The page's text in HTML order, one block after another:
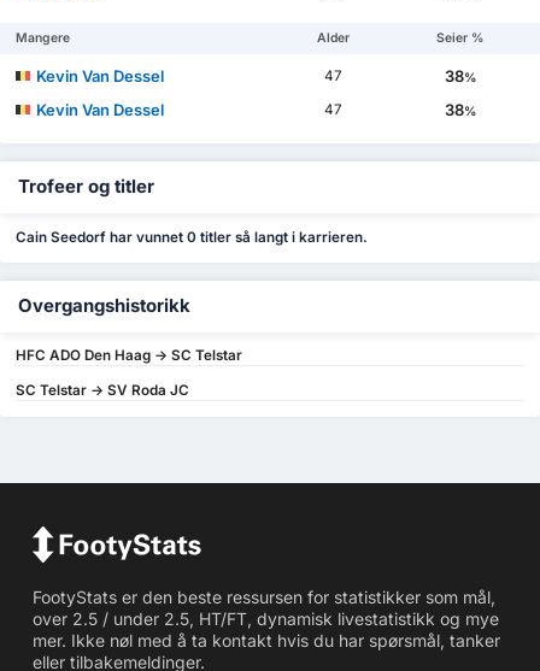
Mangere Alder Seier %
Kevin Van Dessel 47 38%
Kevin Van Dessel 47 38%
Trofeer og titler
Cain Seedorf har vunnet 0 titler så langt i karrieren.
Overgangshistorikk
HFC ADO Den Haag -> SC Telstar
SC Telstar -> SV Roda JC
FootyStats er den beste ressursen for statistikker som mål,
over 2.5 / under 2.5, HT/FT, dynamisk livestatistikk og mye
mer. Ikke nøl med å ta kontakt hvis du har spørsmål, tanker
eller tilbakemeldinger.